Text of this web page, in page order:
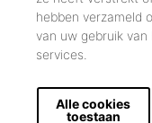
hebben verzameld
van uw gebruik van
services.
Alle cookies
toestaan
stalen mee